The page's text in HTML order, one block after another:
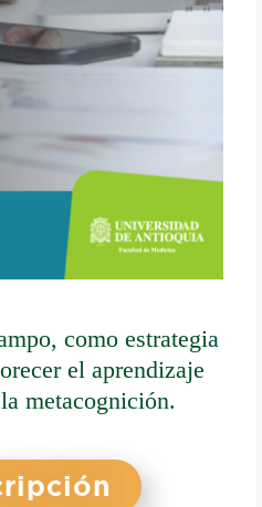
como estrategia
el aprendizaje
metacognición.